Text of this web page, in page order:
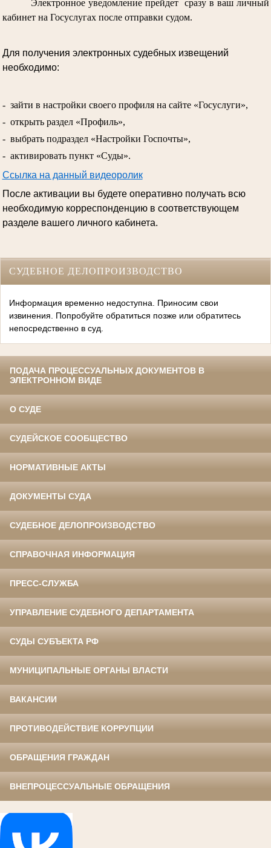
Электронное уведомление прейдет сразу в ваш личный
кабинет на Госуслугах после отправки судом.
Для получения электронных судебных извещений
необходимо:
- зайти в настройки своего профиля на сайте «Госуслуги»,
- открыть раздел «Профиль»,
- выбрать подраздел «Настройки Госпочты»,
- активировать пункт «Суды».
Ссылка на данный видеоролик
После активации вы будете оперативно получать всю
необходимую корреспонденцию в соответствующем
разделе вашего личного кабинета.
СУДЕБНОЕ ДЕЛОПРОИЗВОДСТВО
Информация временно недоступна. Приносим свои
извинения. Попробуйте обратиться позже или обратитесь
непосредственно в суд.
ПОДАЧА ПРОЦЕССУАЛЬНЫХ ДОКУМЕНТОВ В
ЭЛЕКТРОННОМ ВИДЕ
О СУДЕ
СУДЕЙСКОЕ СООБЩЕСТВО
НОРМАТИВНЫЕ АКТЫ
ДОКУМЕНТЫ СУДА
СУДЕБНОЕ ДЕЛОПРОИЗВОДСТВО
СПРАВОЧНАЯ ИНФОРМАЦИЯ
ПРЕСС-СЛУЖБА
УПРАВЛЕНИЕ СУДЕБНОГО ДЕПАРТАМЕНТА
СУДЫ СУБЪЕКТА РФ
МУНИЦИПАЛЬНЫЕ ОРГАНЫ ВЛАСТИ
ВАКАНСИИ
ПРОТИВОДЕЙСТВИЕ КОРРУПЦИИ
ОБРАЩЕНИЯ ГРАЖДАН
ВНЕПРОЦЕССУАЛЬНЫЕ ОБРАЩЕНИЯ